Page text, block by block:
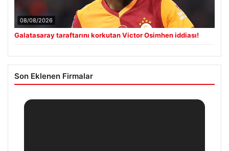
08/08/2026
Galatasaray taraftarını korkutan Victor Osimhen iddiası!
Son Eklenen Firmalar